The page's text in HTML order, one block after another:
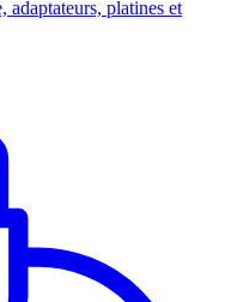
adaptateurs, platines et